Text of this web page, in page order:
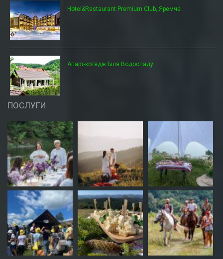
Hotel&Restaurant Premium Club, Яремче
Апарт-котедж Біля Водоспаду
ПОСЛУГИ